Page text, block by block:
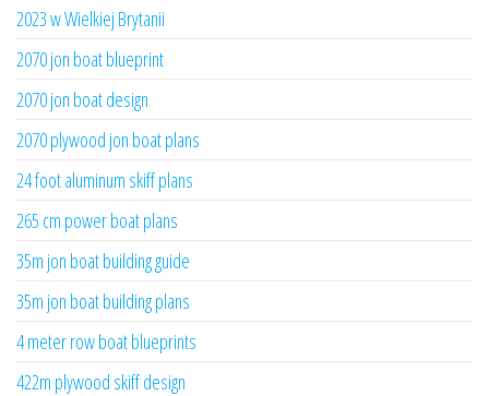
2023 w Wielkiej Brytanii
2070 jon boat blueprint
2070 jon boat design
2070 plywood jon boat plans
24 foot aluminum skiff plans
265 cm power boat plans
35m jon boat building guide
35m jon boat building plans
4 meter row boat blueprints
422m plywood skiff design